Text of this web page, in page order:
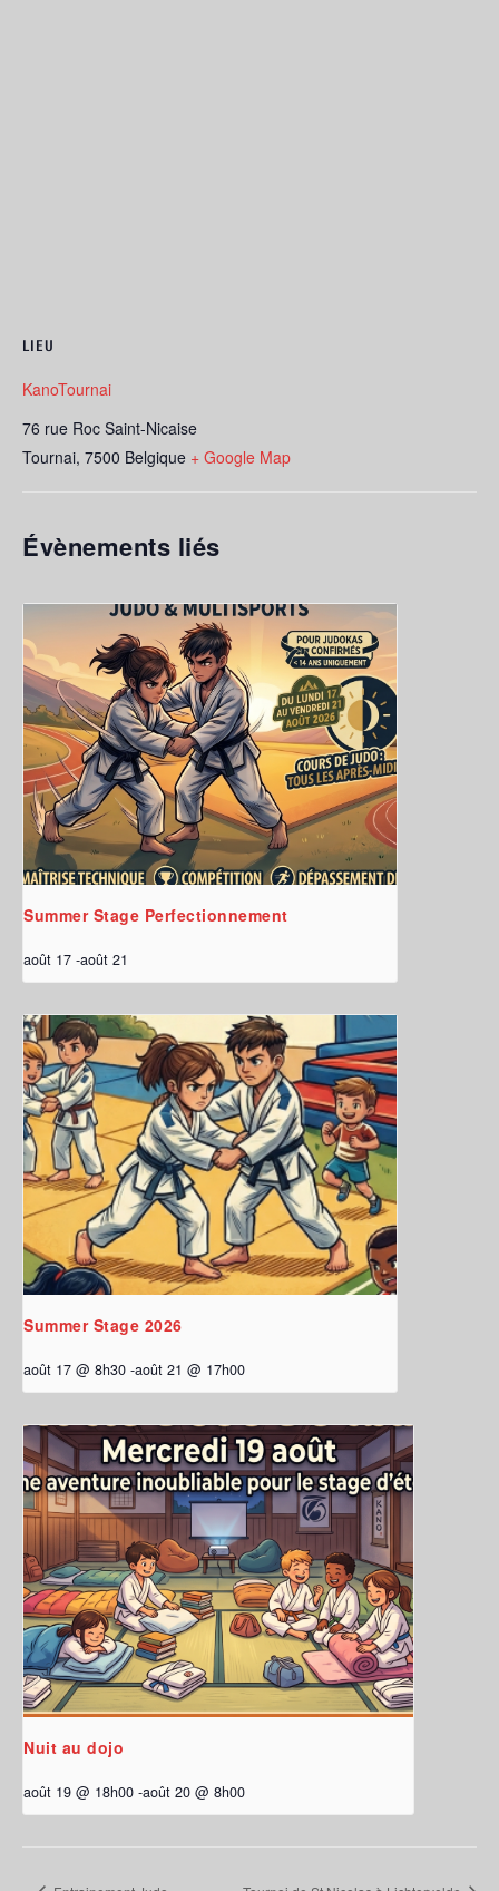
LIEU
KanoTournai
76 rue Roc Saint-Nicaise
Tournai, 7500 Belgique + Google Map
Évènements liés
Summer Stage Perfectionnement
août 17 -août 21
Summer Stage 2026
août 17 @ 8h30 -août 21 @ 17h00
Nuit au dojo
août 19 @ 18h00 -août 20 @ 8h00